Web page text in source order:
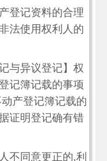
登记资料的合理
法使用权利人的
与异议登记】权
记簿记载的事项
产登记簿记载的
证明登记确有错
不同意更正的,利